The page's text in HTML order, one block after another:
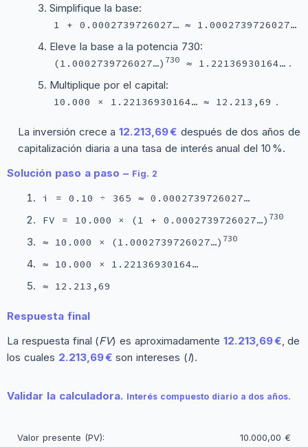
Simplifique la base:
1 + 0.0002739726027… ≈ 1.0002739726027…
Eleve la base a la potencia 730:
(1.0002739726027…) 730 ≈ 1.22136930164… .
Multiplique por el capital:
10.000 × 1.22136930164… ≈ 12.213,69 .
La inversión crece a12.213,69 € después de dos años de
capitalización diaria a una tasa de interés anual del 10 %.
Solución paso a paso – Fig. 2
i = 0.10 ÷ 365 ≈ 0.0002739726027…
FV = 10.000 × (1 + 0.0002739726027…) 730
≈ 10.000 × (1.0002739726027…) 730
≈ 10.000 × 1.22136930164…
≈ 12.213,69
Respuesta final
La respuesta final (FV) es aproximadamente 12.213,69 € , de
los cuales 2.213,69 € son intereses (I).
Validar la calculadora. Interés compuesto diario a dos años.
Valor presente (PV): 10.000,00 €